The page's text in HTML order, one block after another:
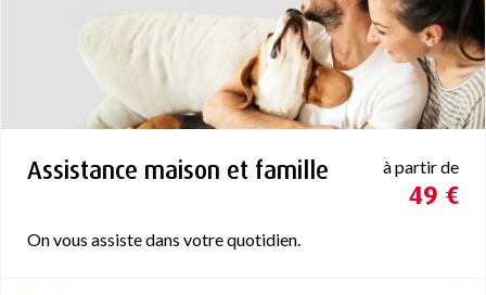
Assistance maison et famille à partir de
49 €
On vous assiste dans votre quotidien.